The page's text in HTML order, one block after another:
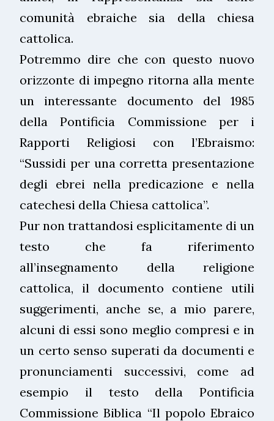
comunità ebraiche sia della chiesa
cattolica.
Potremmo dire che con questo nuovo
orizzonte di impegno ritorna alla mente
un interessante documento del 1985
della Pontificia Commissione per i
Rapporti Religiosi con l’Ebraismo:
“Sussidi per una corretta presentazione
degli ebrei nella predicazione e nella
catechesi della Chiesa cattolica”.
Pur non trattandosi esplicitamente di un
testo che fa riferimento
all’insegnamento della religione
cattolica, il documento contiene utili
suggerimenti, anche se, a mio parere,
alcuni di essi sono meglio compresi e in
un certo senso superati da documenti e
pronunciamenti successivi, come ad
esempio il testo della Pontificia
Commissione Biblica “Il popolo Ebraico